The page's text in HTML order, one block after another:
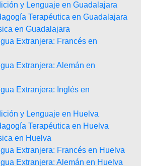
y Lenguaje en Guadalajara
Terapéutica en Guadalajara
en Guadalajara
Extranjera: Francés en
Extranjera: Alemán en
Extranjera: Inglés en
y Lenguaje en Huelva
Terapéutica en Huelva
en Huelva
Extranjera: Francés en Huelva
Extranjera: Alemán en Huelva